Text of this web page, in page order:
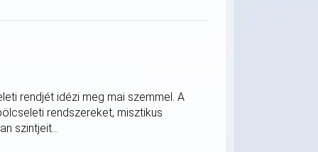
rendjét idézi meg mai szemmel. A
rendszereket, misztikus
szintjeit...